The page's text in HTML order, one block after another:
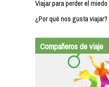
Viajar para perder el
¿Por qué nos gusta viajar?
Compañeros de viaje